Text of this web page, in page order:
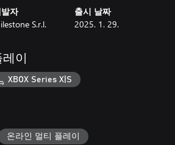
발자
S.r.l.
출시 날짜
2025. 1. 29.
이
XBOX Series X|S
온라인 멀티 플레이